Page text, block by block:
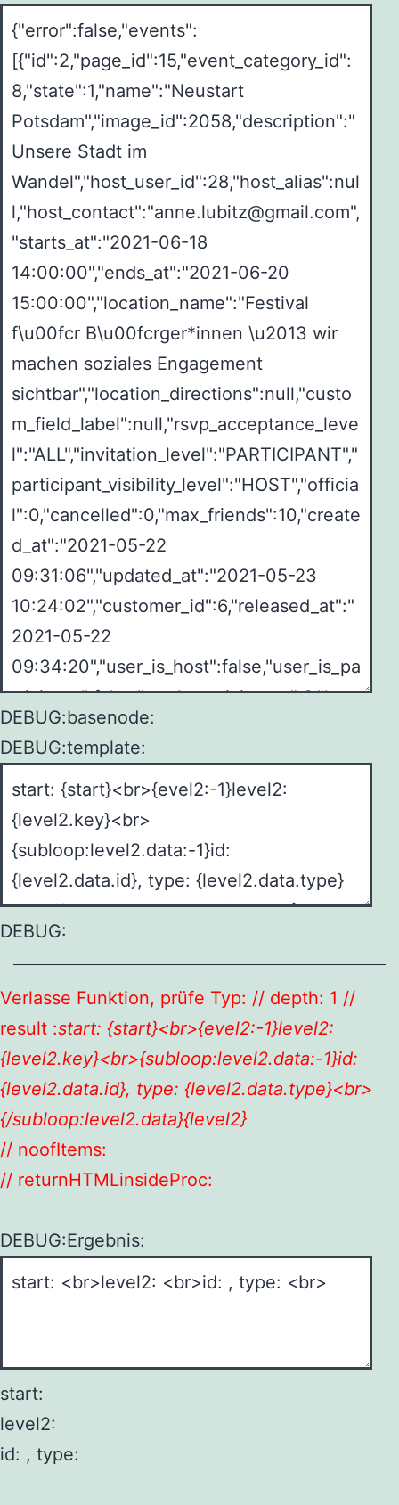
DEBUG:basenode:
DEBUG:template:
DEBUG:
Verlasse Funktion, prüfe Typ: // depth: 1 //
result :start: {start}<br>{evel2:-1}level2:
{level2.key}<br>{subloop:level2.data:-1}id:
{level2.data.id}, type: {level2.data.type}<br>
{/subloop:level2.data}{level2}
// noofItems:
// returnHTMLinsideProc:
DEBUG:Ergebnis:
start:
level2:
id: , type: